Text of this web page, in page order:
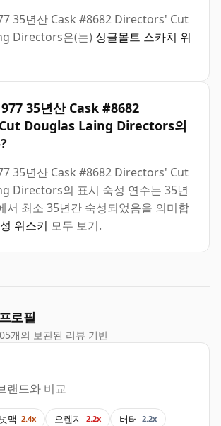
35년산 Cask #8682 Directors' Cut
Directors은(는) 싱글몰트 스카치 위
35년산 Cask #8682
Douglas Laing Directors의
35년산 Cask #8682 Directors' Cut
Directors의 표시 숙성 연수는 35년
서 최소 35년간 숙성되었음을 의미합
위스키 모두 보기.
로필
개의 보관된 리뷰 기반
랜드와 비교
넛맥 2.4x 오렌지 2.2x 버터 2.2x